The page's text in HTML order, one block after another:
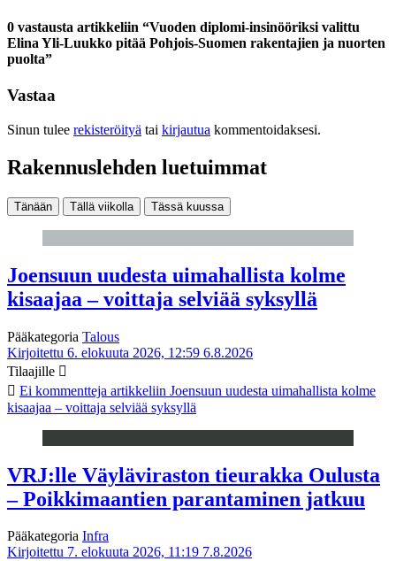
0 vastausta artikkeliin “Vuoden diplomi-insinööriksi valittu
Elina Yli-Luukko pitää Pohjois-Suomen rakentajien ja nuorten
puolta”
Vastaa
Sinun tulee rekisteröityä tai kirjautua kommentoidaksesi.
Rakennuslehden luetuimmat
Tänään Tällä viikolla Tässä kuussa
Joensuun uudesta uimahallista kolme
kisaajaa – voittaja selviää syksyllä
Pääkategoria Talous
Kirjoitettu 6. elokuuta 2026, 12:59 6.8.2026
Tilaajille
Ei kommentteja artikkeliin Joensuun uudesta uimahallista kolme
kisaajaa – voittaja selviää syksyllä
VRJ:lle Väyläviraston tieurakka Oulusta
– Poikkimaantien parantaminen jatkuu
Pääkategoria Infra
Kirjoitettu 7. elokuuta 2026, 11:19 7.8.2026